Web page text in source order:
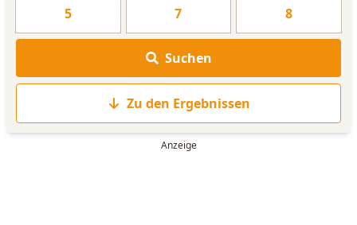
WORTLISTE
5 7 8
Suchen
Zu den Ergebnissen